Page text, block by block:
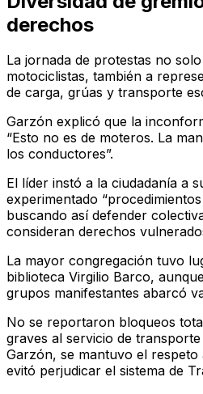
derechos
La jornada de protestas no
motociclistas, también a
de carga, grúas y transporte
Garzón explicó que la
“Esto no es de moteros. La
los conductores”.
El líder instó a la ciudadanía a
experimentado
buscando así defender
consideran derechos
La mayor congregación tuvo
biblioteca Virgilio Barco,
grupos manifestantes abarcó
No se reportaron bloqueos
graves al servicio de
Garzón, se mantuvo el
evitó perjudicar el sistema de